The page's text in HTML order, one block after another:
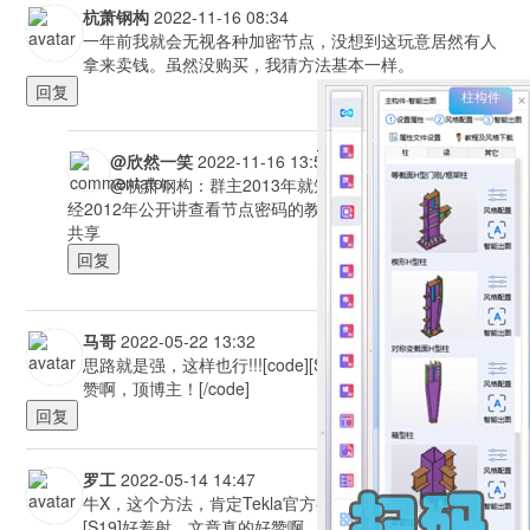
杭萧钢构 2022-11-16 08:34
一年前我就会无视各种加密节点，没想到这玩意居然有人
拿来卖钱。虽然没购买，我猜方法基本一样。
回复
@欣然一笑 2022-11-16 13:54
@杭萧钢构：群主2013年就知道节点密码外部破解方法
经2012年公开讲查看节点密码的教程，仅老是问的人太多才付
共享
回复
马哥 2022-05-22 13:32
思路就是强，这样也行!!![code][S19]好羞射，文章真的好
赞啊，顶博主！[/code]
回复
罗工 2022-05-14 14:47
牛X，这个方法，肯定Tekla官方都没有想到吧!!![code]